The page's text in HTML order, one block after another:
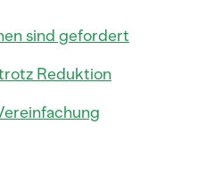
sind gefordert
Reduktion